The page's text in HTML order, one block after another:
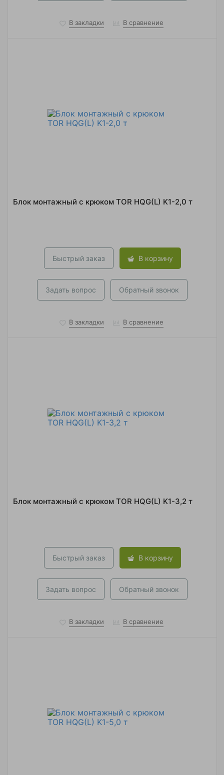
В закладки В сравнение
Блок монтажный с крюком TOR HQG(L) K1-2,0 т
Быстрый заказ В корзину
Задать вопрос Обратный звонок
В закладки В сравнение
Блок монтажный с крюком TOR HQG(L) K1-3,2 т
Быстрый заказ В корзину
Задать вопрос Обратный звонок
В закладки В сравнение